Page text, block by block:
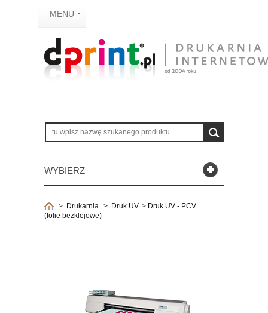
MENU
WYBIERZ
> Drukarnia > Druk UV > Druk UV - PCV
(folie bezklejowe)